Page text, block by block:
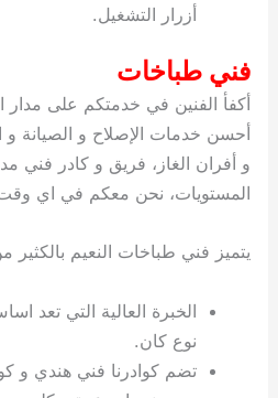
أزرار التشغيل.
فني طباخات
أكفأ الفنين في خدمتكم على مدار
أحسن خدمات الإصلاح و الصيانة و
و أفران الغاز، فريق و كادر فني
المستويات، نحن معكم في اي وقت
يتميز فني طباخات النعيم بالكثير
الخبرة العالية التي تعد
نوع كان.
تضم كوادرنا فني هندي و